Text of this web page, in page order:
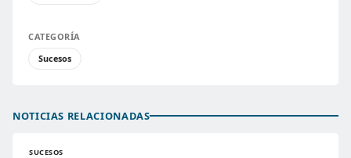
CATEGORÍA
Sucesos
NOTICIAS RELACIONADAS
SUCESOS